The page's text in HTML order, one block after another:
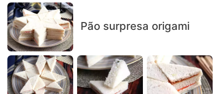
Pão surpresa origami